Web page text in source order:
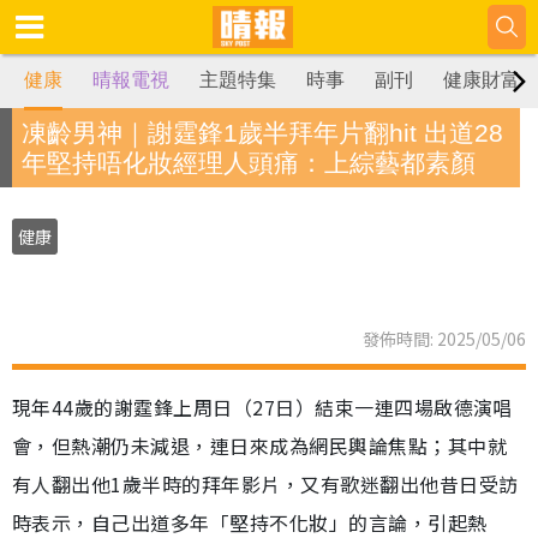
健康 晴報電視 主題特集 時事 副刊 健康財富
凍齡男神｜謝霆鋒1歲半拜年片翻hit 出道28
年堅持唔化妝經理人頭痛：上綜藝都素顏
健康
發佈時間: 2025/05/06
現年44歲的謝霆鋒上周日（27日）結束一連四場啟德演唱
會，但熱潮仍未減退，連日來成為網民輿論焦點；其中就
有人翻出他1歲半時的拜年影片，又有歌迷翻出他昔日受訪
時表示，自己出道多年「堅持不化妝」的言論，引起熱